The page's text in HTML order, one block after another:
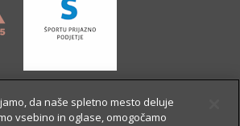
da naše spletno mesto deluje
vsebino in oglase, omogočamo